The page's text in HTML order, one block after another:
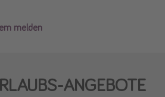
melden
ANGEBOTE